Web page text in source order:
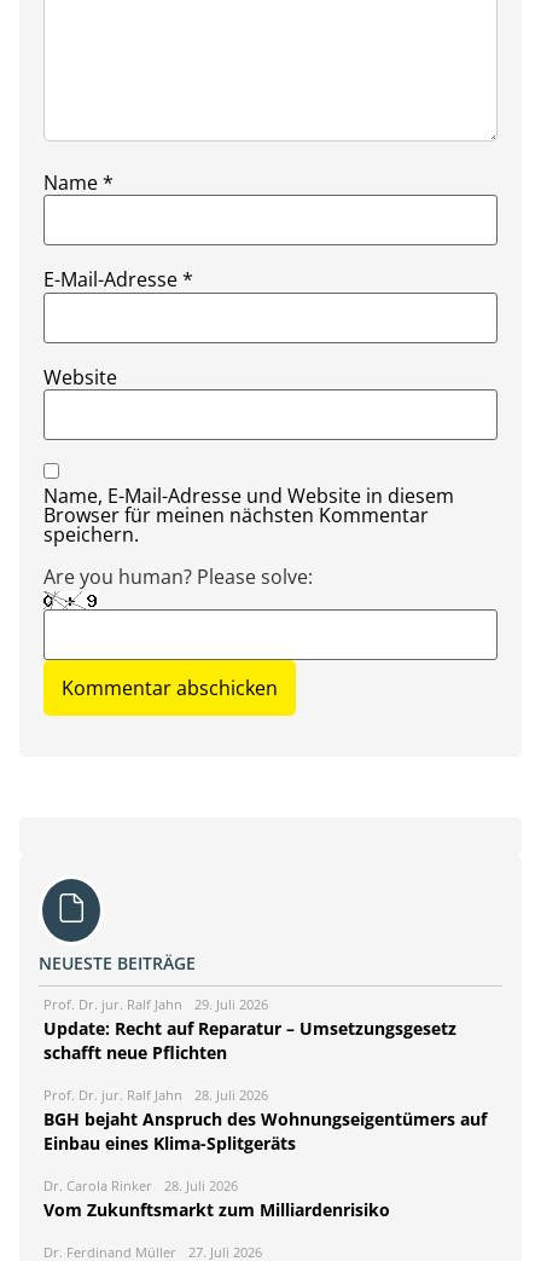
Name*
E-Mail-Adresse*
Website
Name, E-Mail-Adresse und Website in diesem
Browser für meinen nächsten Kommentar
speichern.
Are you human? Please solve:
NEUESTE BEITRÄGE
Prof. Dr. jur. Ralf Jahn 29. Juli 2026
Update: Recht auf Reparatur – Umsetzungsgesetz
schafft neue Pflichten
Prof. Dr. jur. Ralf Jahn 28. Juli 2026
BGH bejaht Anspruch des Wohnungseigentümers auf
Einbau eines Klima-Splitgeräts
Dr. Carola Rinker 28. Juli 2026
Vom Zukunftsmarkt zum Milliardenrisiko
Dr. Ferdinand Müller 27. Juli 2026